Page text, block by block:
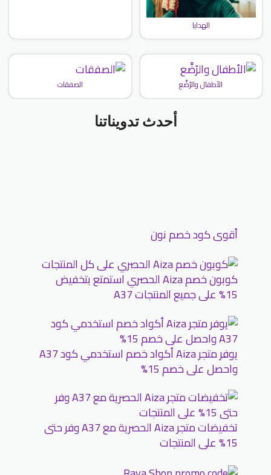
الهدايا
الأطفال والرُضَّع الصفقات
أحدث تدويناتنا
أقوى كود خصم نون
كوبون خصم Aiza الحصري استمتع بتخفيض
15% على جميع المنتجات A37
يوفر متجر Aiza أكواد خصم استخدمي كود A37
واحصل على خصم 15%
تخفيضات متجر Aiza الحصرية مع A37 وفر حتى
15% على المنتجات